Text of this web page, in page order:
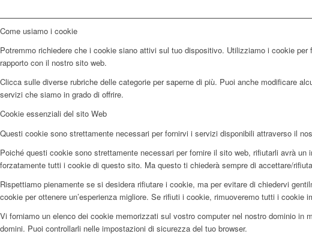
Come usiamo i cookie
Potremmo richiedere che i cookie siano attivi sul tuo dispositivo. Utilizziamo i cookie
rapporto con il nostro sito web.
Clicca sulle diverse rubriche delle categorie per saperne di più. Puoi anche modificare
servizi che siamo in grado di offrire.
Cookie essenziali del sito Web
Questi cookie sono strettamente necessari per fornirvi i servizi disponibili attraverso il
Poiché questi cookie sono strettamente necessari per fornire il sito web, rifiutarli avrà
forzatamente tutti i cookie di questo sito. Ma questo ti chiederà sempre di accettare/
Rispettiamo pienamente se si desidera rifiutare i cookie, ma per evitare di chiedervi
cookie per ottenere un’esperienza migliore. Se rifiuti i cookie, rimuoveremo tutti i cookie
Vi forniamo un elenco dei cookie memorizzati sul vostro computer nel nostro dominio
domini. Puoi controllarli nelle impostazioni di sicurezza del tuo browser.